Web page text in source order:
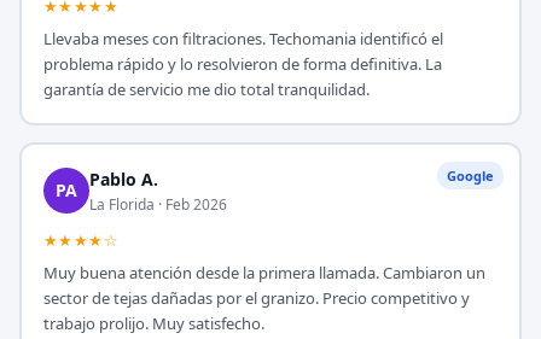
★★★★★
Llevaba meses con filtraciones. Techomania identificó el
problema rápido y lo resolvieron de forma definitiva. La
garantía de servicio me dio total tranquilidad.
Google
PA Pablo A.
La Florida · Feb 2026
★★★★☆
Muy buena atención desde la primera llamada. Cambiaron un
sector de tejas dañadas por el granizo. Precio competitivo y
trabajo prolijo. Muy satisfecho.